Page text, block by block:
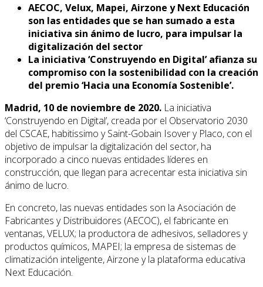
AECOC, Velux, Mapei, Airzone y Next Educación
son las entidades que se han sumado a esta
iniciativa sin ánimo de lucro, para impulsar la
digitalización del sector
La iniciativa ‘Construyendo en Digital’ afianza su
compromiso con la sostenibilidad con la creación
del premio ‘Hacia una Economía Sostenible’.
Madrid, 10 de noviembre de 2020. La iniciativa
‘Construyendo en Digital’, creada por el Observatorio 2030
del CSCAE, habitissimo y Saint-Gobain Isover y Placo, con el
objetivo de impulsar la digitalización del sector, ha
incorporado a cinco nuevas entidades líderes en
construcción, que llegan para acrecentar esta iniciativa sin
ánimo de lucro.
En concreto, las nuevas entidades son la Asociación de
Fabricantes y Distribuidores (AECOC), el fabricante en
ventanas, VELUX; la productora de adhesivos, selladores y
productos químicos, MAPEI; la empresa de sistemas de
climatización inteligente, Airzone y la plataforma educativa
Next Educación.